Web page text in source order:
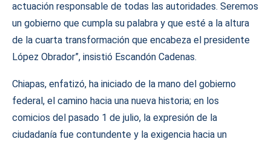
actuación responsable de todas las autoridades. Seremos
un gobierno que cumpla su palabra y que esté a la altura
de la cuarta transformación que encabeza el presidente
López Obrador”, insistió Escandón Cadenas.
Chiapas, enfatizó, ha iniciado de la mano del gobierno
federal, el camino hacia una nueva historia; en los
comicios del pasado 1 de julio, la expresión de la
ciudadanía fue contundente y la exigencia hacia un